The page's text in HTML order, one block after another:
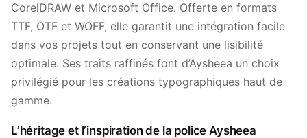
CorelDRAW et Microsoft Office. Offerte en formats
TTF, OTF et WOFF, elle garantit une intégration facile
dans vos projets tout en conservant une lisibilité
optimale. Ses traits raffinés font d’Aysheea un choix
privilégié pour les créations typographiques haut de
gamme.
L’héritage et l’inspiration de la police Aysheea